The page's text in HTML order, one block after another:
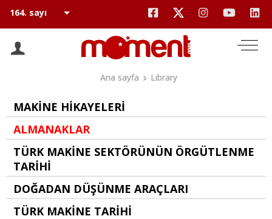
Ana sayfa Library
MAKİNE HİKAYELERİ
ALMANAKLAR
TÜRK MAKİNE SEKTÖRÜNÜN ÖRGÜTLENME
TARİHİ
DOĞADAN DÜŞÜNME ARAÇLARI
TÜRK MAKİNE TARİHİ